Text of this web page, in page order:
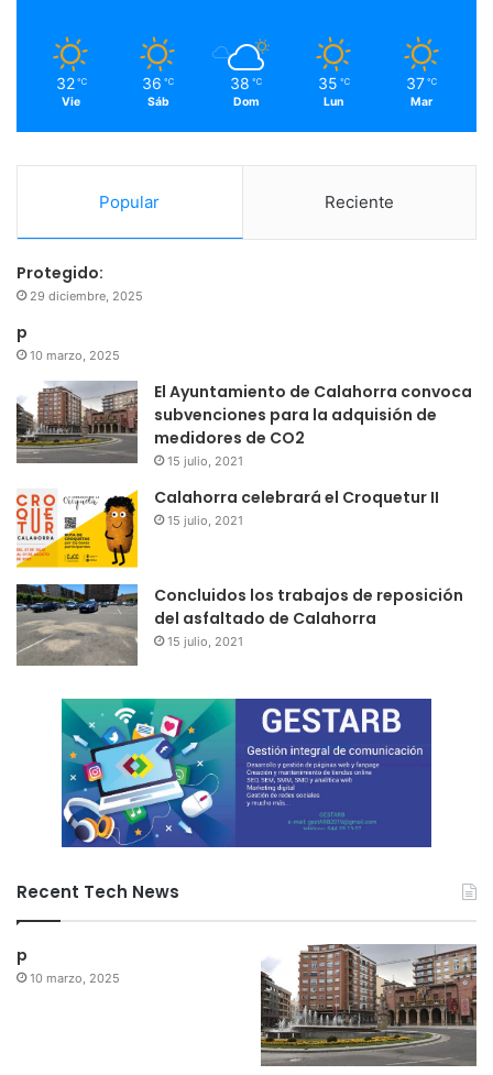
m
32 ℃
Vie
36 ℃
Sáb
38 ℃
Dom
35 ℃
Lun
37 ℃
Mar
Popular Reciente
Protegido:
29 diciembre, 2025
p
10 marzo, 2025
El Ayuntamiento de Calahorra convoca
subvenciones para la adquisión de
medidores de CO2
15 julio, 2021
Calahorra celebrará el Croquetur II
15 julio, 2021
Concluidos los trabajos de reposición
del asfaltado de Calahorra
15 julio, 2021
Recent Tech News
p
10 marzo, 2025